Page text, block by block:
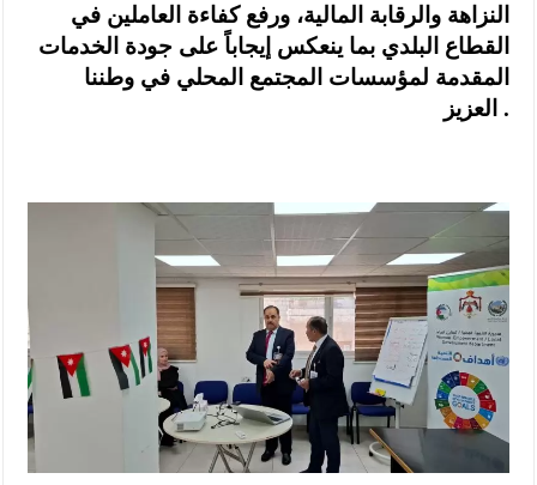
النزاهة والرقابة المالية، ورفع كفاءة العاملين في
القطاع البلدي بما ينعكس إيجاباً على جودة الخدمات
المقدمة لمؤسسات المجتمع المحلي في وطننا
العزيز .